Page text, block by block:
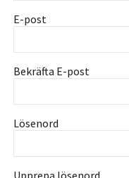
E-post
Bekräfta E-post
Lösenord